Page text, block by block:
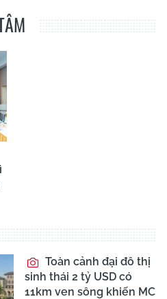
Toàn cảnh đại đô thị
sinh thái 2 tỷ USD có
11km ven sông khiến MC